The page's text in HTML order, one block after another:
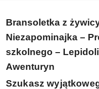
Bransoletka z
Niezapominajka –
szkolnego –
Awenturyn
Szukasz